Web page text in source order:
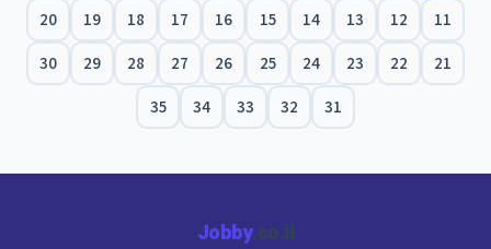
11
12
13
14
15
16
17
18
19
20
21
22
23
24
25
26
27
28
29
30
31
32
33
34
35
Jobby.co.il